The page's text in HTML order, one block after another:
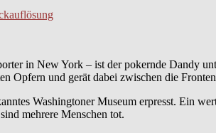
in New York – ist der pokernde Dandy
Opfern und gerät dabei zwischen die
Washingtoner Museum erpresst. Ein
mehrere Menschen tot.